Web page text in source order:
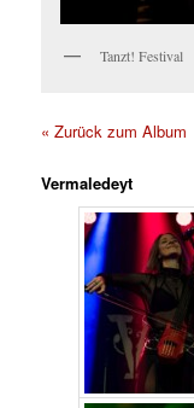
Tanzt! Festival
« Zurück zum Album
Vermaledeyt